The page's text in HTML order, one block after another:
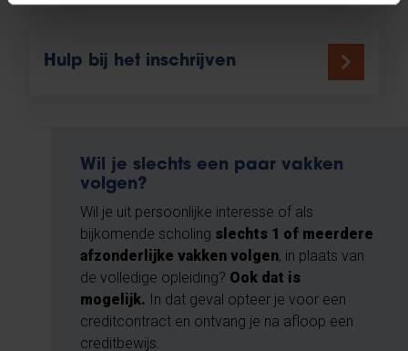
Hulp bij het inschrijven
Wil je slechts een paar vakken
volgen?
Wil je uit persoonlijke interesse of als
bijkomende scholing slechts 1 of meerdere
afzonderlijke vakken volgen, in plaats van
de volledige opleiding? Ook dat is
mogelijk. In dat geval opteer je voor een
creditcontract en ontvang je na afloop een
creditbewijs.